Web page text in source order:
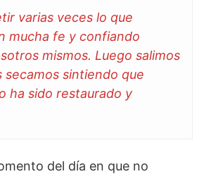
varias veces lo que
mucha fe y confiando
mismos. Luego salimos
secamos sintiendo que
ha sido restaurado y
del día en que no